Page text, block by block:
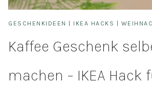
GESCHENKIDEEN | IKEA HACKS |
Kaffee Geschenk
machen – IKEA Hack